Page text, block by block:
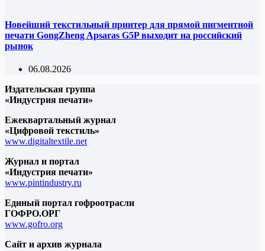
Новейший текстильный принтер для прямой пигментной
печати GongZheng Apsaras G5P выходит на российский
рынок
06.08.2026
Издательская группа
«Индустрия печати»
Ежеквартальный журнал
«Цифровой текстиль»
www.digitaltextile.net
Журнал и портал
«Индустрия печати»
www.pintindustry.ru
Единый портал гофроотрасли
ГОФРО.ОРГ
www.gofro.org
Сайт и архив журнала